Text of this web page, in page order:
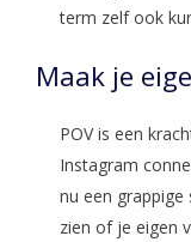
term zelf ook
Maak je
POV is een
Instagram
nu een
zien of je eigen